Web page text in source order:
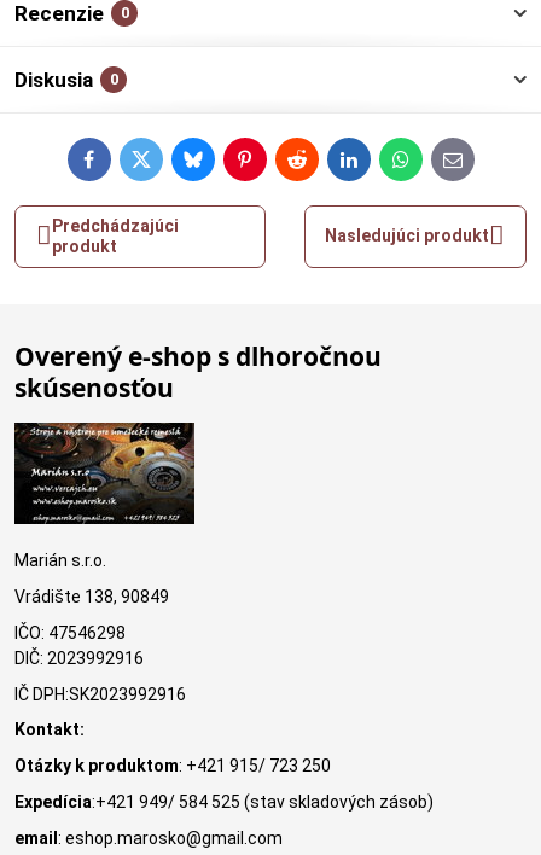
Recenzie 0
Diskusia 0
FacebookTwitterBlueskyPinterestRedditLinkedInWhatsApp
E-
mail
Predchádzajúci
produkt
Nasledujúci produkt
Overený e-shop s dlhoročnou
skúsenosťou
Marián s.r.o.
Vrádište 138, 90849
IČO: 47546298
DIČ: 2023992916
IČ DPH:SK2023992916
Kontakt:
Otázky k produktom: +421 915/ 723 250
Expedícia:+421 949/ 584 525 (stav skladových zásob)
email: eshop.marosko@gmail.com